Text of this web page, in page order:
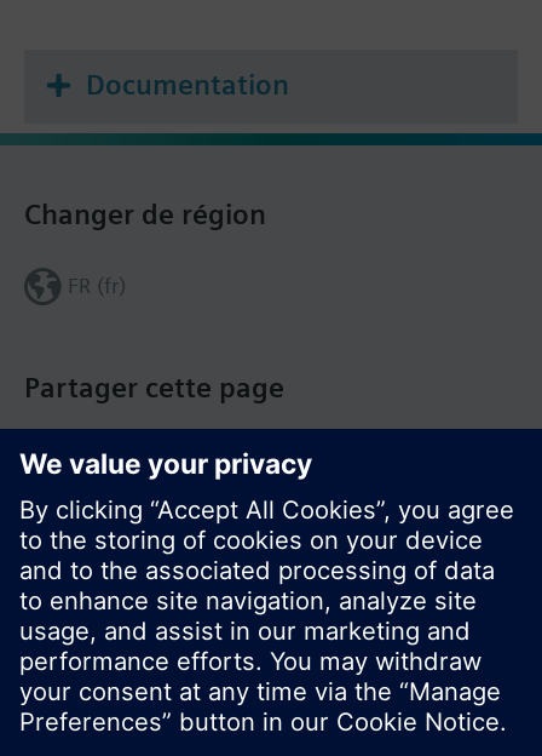
Documentation
Partager cette page
Changer de région
FR (fr)
© Siemens Switzerland Ltd. Building Technologies
Group - 2016